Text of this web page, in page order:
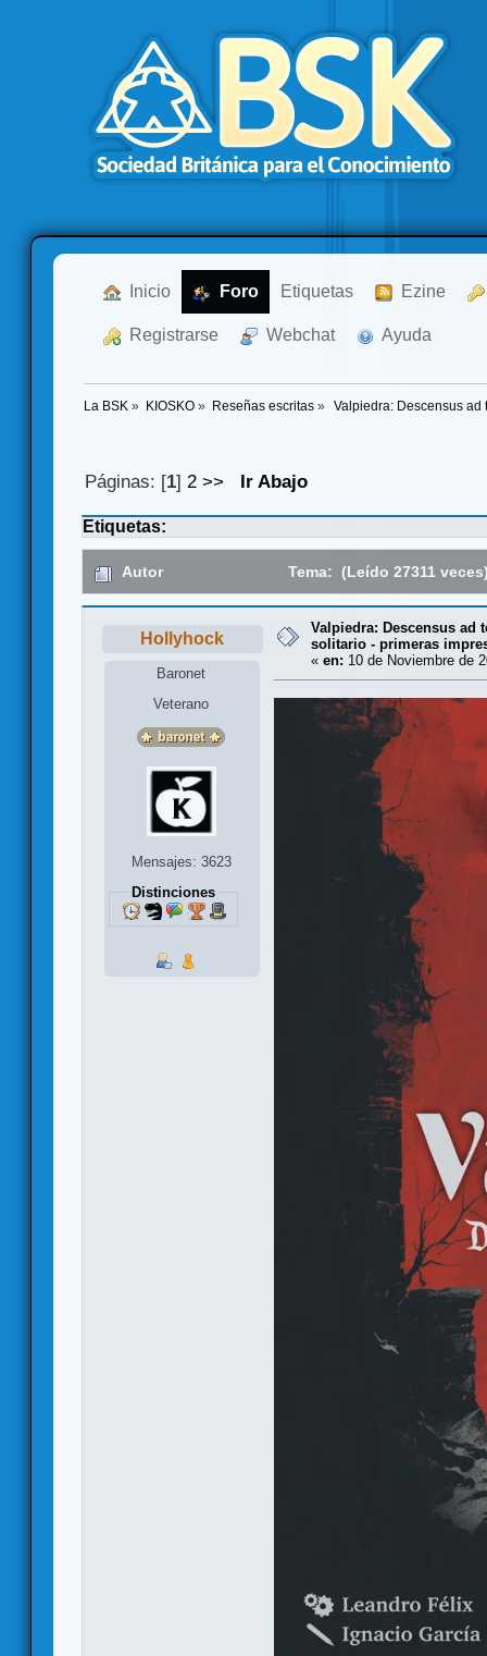
Inicio Foro Etiquetas Ezine
Registrarse Webchat Ayuda
La BSK » KIOSKO» Reseñas escritas» Valpiedra: Descensus
Páginas: [1]2 >> Ir Abajo
Etiquetas:
Autor Tema: (Leído 27311
Hollyhock
Baronet
Veterano
Mensajes: 3623
Distinciones
Valpiedra: Descensus ad
solitario - primeras
« en: 10 de Noviembre de